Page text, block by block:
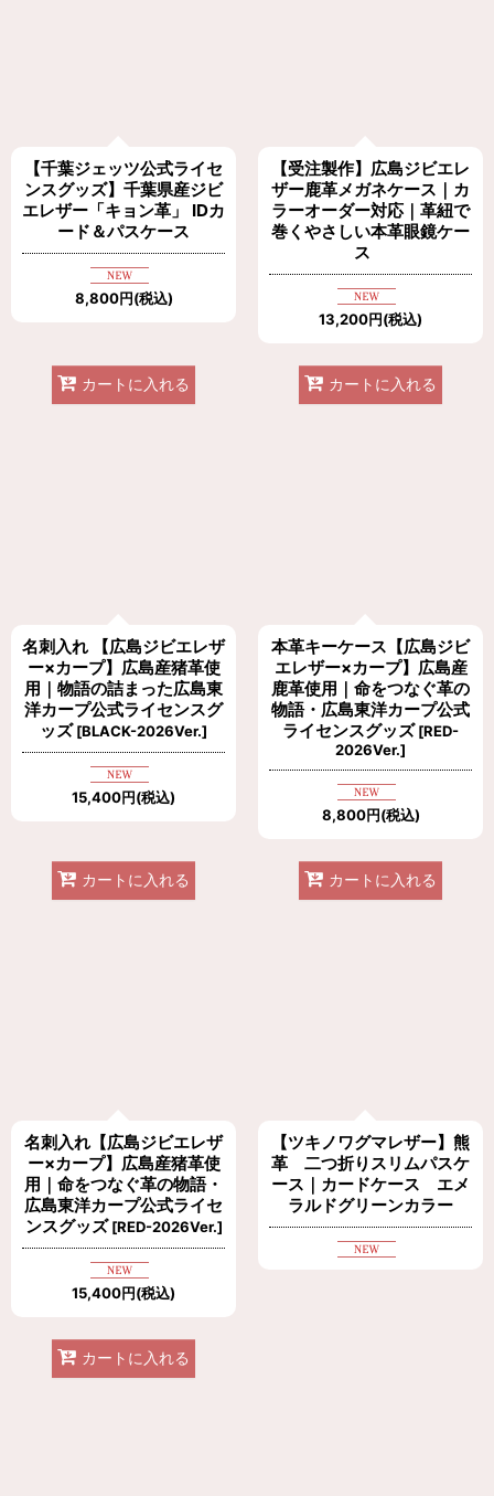
【千葉ジェッツ公式ライセ
ンスグッズ】千葉県産ジビ
エレザー「キョン革」 IDカ
ード＆パスケース
8,800円(税込)
カートに入れる
【受注製作】広島ジビエレ
ザー鹿革メガネケース｜カ
ラーオーダー対応｜革紐で
巻くやさしい本革眼鏡ケー
ス
13,200円(税込)
カートに入れる
名刺入れ 【広島ジビエレザ
ー×カープ】広島産猪革使
用｜物語の詰まった広島東
洋カープ公式ライセンスグ
ッズ [BLACK-2026Ver.]
15,400円(税込)
カートに入れる
本革キーケース【広島ジビ
エレザー×カープ】広島産
鹿革使用｜命をつなぐ革の
物語・広島東洋カープ公式
ライセンスグッズ [RED-
2026Ver.]
8,800円(税込)
カートに入れる
名刺入れ【広島ジビエレザ
ー×カープ】広島産猪革使
用｜命をつなぐ革の物語・
広島東洋カープ公式ライセ
ンスグッズ [RED-2026Ver.]
15,400円(税込)
カートに入れる
【ツキノワグマレザー】熊
革 二つ折りスリムパスケ
ース｜カードケース エメ
ラルドグリーンカラー